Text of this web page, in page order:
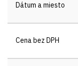
Dátum a miesto
Cena bez DPH